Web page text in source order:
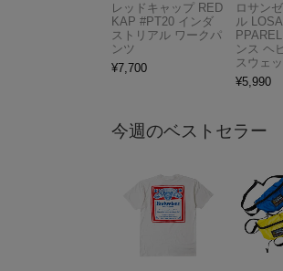
レッドキャップ RED
KAP #PT20 インダ
ストリアル ワークパ
ンツ
¥7,700
ロサン
ル
ンス ヘ
スウェ
¥5,990
今週のベストセラー